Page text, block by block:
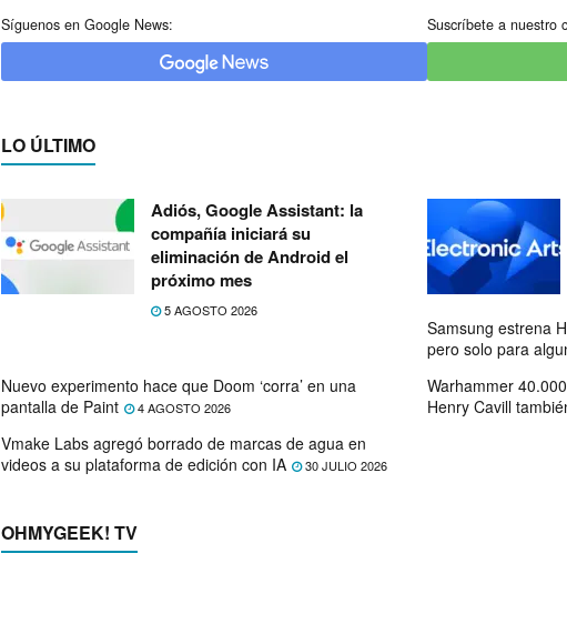
Síguenos en Google News: Suscríbete a nuestro
LO ÚLTIMO
Adiós, Google Assistant: la
compañía iniciará su
eliminación de Android el
próximo mes
5 AGOSTO 2026
Samsung estrena
pero solo para
Nuevo experimento hace que Doom ‘corra’ en una
pantalla de Paint
4 AGOSTO 2026
Warhammer
Henry Cavill
Vmake Labs agregó borrado de marcas de agua en
videos a su plataforma de edición con IA
30 JULIO 2026
OHMYGEEK! TV